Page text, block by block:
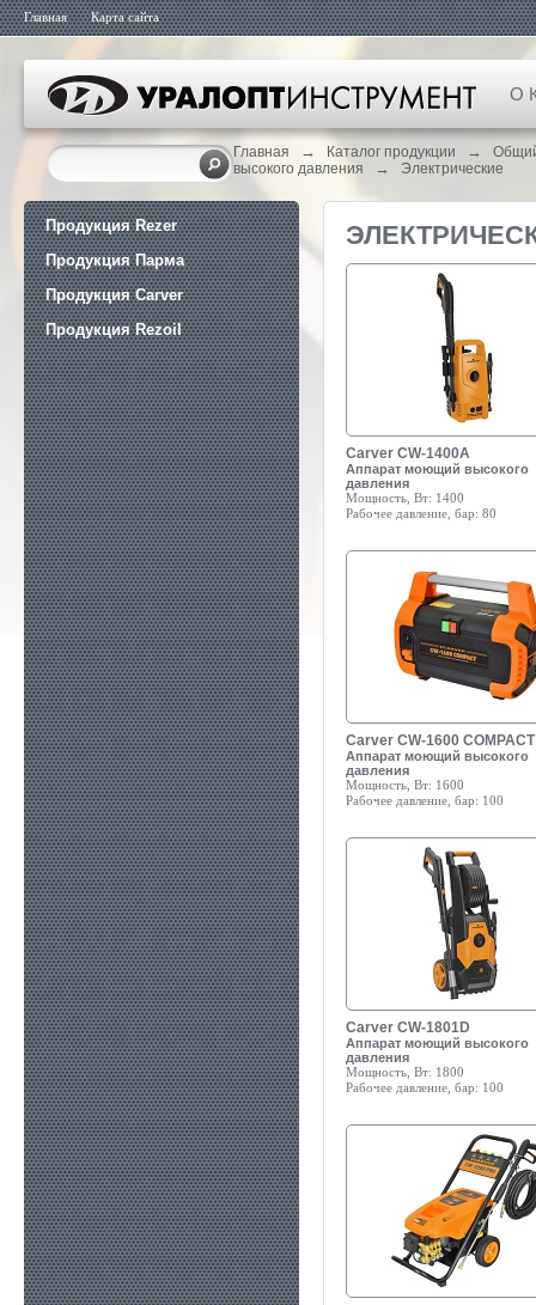
Главная Карта сайта
О
Главная → Каталог продукции →
высокого давления
→ Электрические
Продукция Rezer
Продукция Парма
Продукция Carver
Продукция Rezoil
Carver CW-1400A
Аппарат моющий высокого
давления
Мощность, Вт: 1400
Рабочее давление, бар: 80
Carver CW-1600 COMPACT
Аппарат моющий высокого
давления
Мощность, Вт: 1600
Рабочее давление, бар: 100
Carver CW-1801D
Аппарат моющий высокого
давления
Мощность, Вт: 1800
Рабочее давление, бар: 100